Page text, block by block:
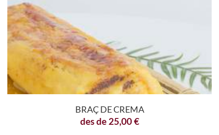
BRAÇ DE CREMA
des de25,00€